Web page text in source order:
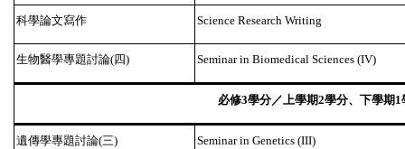
科學論文寫作 Science Research Writing
生物醫學專題討論(四) Seminar in Biomedical Sciences (IV)
必修3學分／上學期2學分、下學期1
遺傳學專題討論(三) Seminar in Genetics (III)